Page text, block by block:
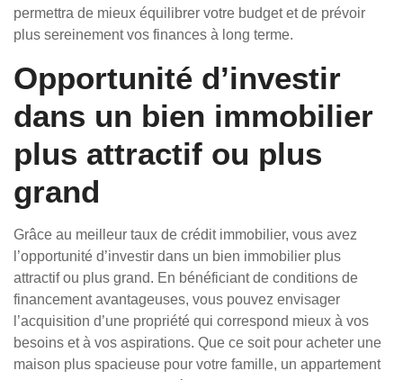
permettra de mieux équilibrer votre budget et de prévoir
plus sereinement vos finances à long terme.
Opportunité d’investir
dans un bien immobilier
plus attractif ou plus
grand
Grâce au meilleur taux de crédit immobilier, vous avez
l’opportunité d’investir dans un bien immobilier plus
attractif ou plus grand. En bénéficiant de conditions de
financement avantageuses, vous pouvez envisager
l’acquisition d’une propriété qui correspond mieux à vos
besoins et à vos aspirations. Que ce soit pour acheter une
maison plus spacieuse pour votre famille, un appartement